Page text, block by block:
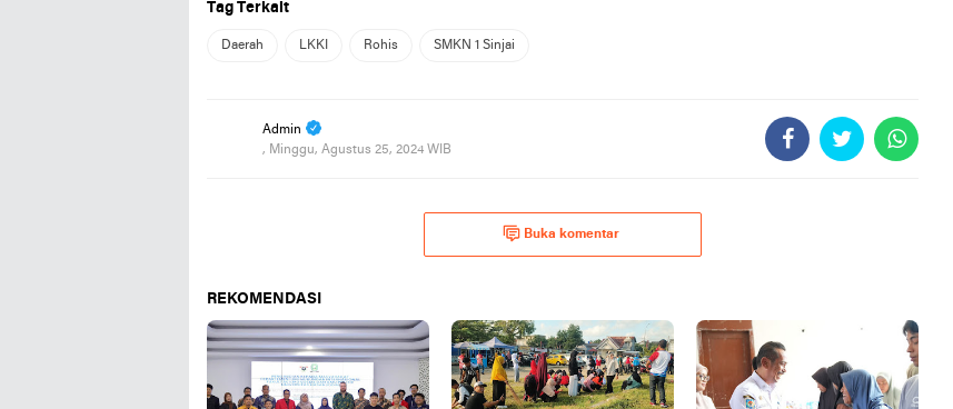
Tag Terkait
Daerah LKKI Rohis SMKN 1 Sinjai
Admin
, Minggu, Agustus 25, 2024 WIB
Buka komentar
REKOMENDASI